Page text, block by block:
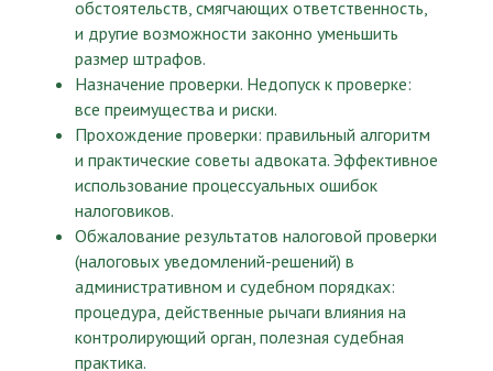
обстоятельств, смягчающих ответственность,
и другие возможности законно уменьшить
размер штрафов.
Назначение проверки. Недопуск к проверке:
все преимущества и риски.
Прохождение проверки: правильный алгоритм
и практические советы адвоката. Эффективное
использование процессуальных ошибок
налоговиков.
Обжалование результатов налоговой проверки
(налоговых уведомлений-решений) в
административном и судебном порядках:
процедура, действенные рычаги влияния на
контролирующий орган, полезная судебная
практика.